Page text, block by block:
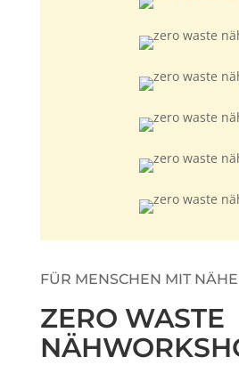
FÜR MENSCHEN MIT
ZERO WASTE